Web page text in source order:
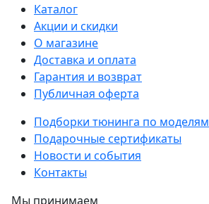
Каталог
Акции и скидки
О магазине
Доставка и оплата
Гарантия и возврат
Публичная оферта
Подборки тюнинга по моделям
Подарочные сертификаты
Новости и события
Контакты
Мы принимаем